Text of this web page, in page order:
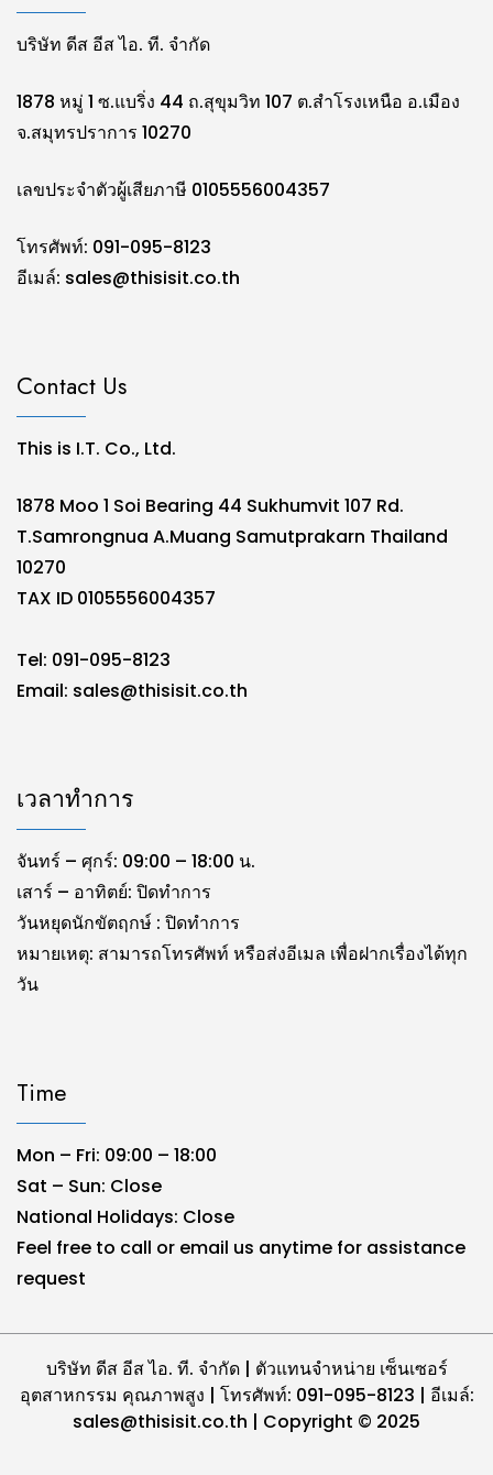
บริษัท ดีส อีส ไอ. ที. จำกัด
1878 หมู่ 1 ซ.แบริ่ง 44 ถ.สุขุมวิท 107 ต.สำโรงเหนือ อ.เมือง
จ.สมุทรปราการ 10270
เลขประจำตัวผู้เสียภาษี 0105556004357
โทรศัพท์: 091-095-8123
อีเมล์: sales@thisisit.co.th
Contact Us
This is I.T. Co., Ltd.
1878 Moo 1 Soi Bearing 44 Sukhumvit 107 Rd.
T.Samrongnua A.Muang Samutprakarn Thailand
10270
TAX ID 0105556004357
Tel: 091-095-8123
Email: sales@thisisit.co.th
เวลาทำการ
จันทร์ – ศุกร์: 09:00 – 18:00 น.
เสาร์ – อาทิตย์: ปิดทำการ
วันหยุดนักขัตฤกษ์ : ปิดทำการ
หมายเหตุ: สามารถโทรศัพท์ หรือส่งอีเมล เพื่อฝากเรื่องได้ทุก
วัน
Time
Mon – Fri: 09:00 – 18:00
Sat – Sun: Close
National Holidays: Close
Feel free to call or email us anytime for assistance
request
บริษัท ดีส อีส ไอ. ที. จำกัด | ตัวแทนจำหน่าย เซ็นเซอร์
อุตสาหกรรม คุณภาพสูง | โทรศัพท์: 091-095-8123 | อีเมล์:
sales@thisisit.co.th | Copyright © 2025